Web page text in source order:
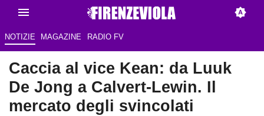
NOTIZIE MAGAZINE RADIO FV
Caccia al vice Kean: da Luuk
De Jong a Calvert-Lewin. Il
mercato degli svincolati